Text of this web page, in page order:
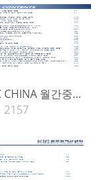
2024 KIC CHINA 월간중국창업(7월호)
2157